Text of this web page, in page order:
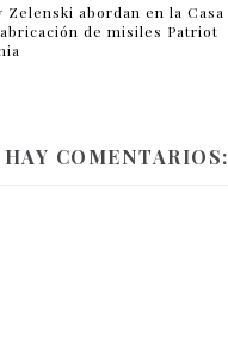
Zelenski abordan en la Casa
de misiles Patriot
COMENTARIOS: